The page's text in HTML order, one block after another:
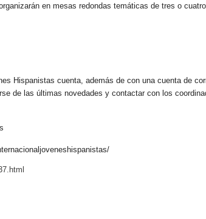
en mesas redondas temáticas de tres o
Hispanistas cuenta, además de con una cuenta de
de las últimas novedades y contactar con los